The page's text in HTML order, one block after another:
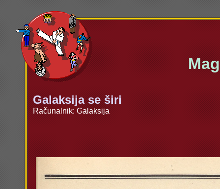
Galaksija se širi
Računalnik: Galaksija